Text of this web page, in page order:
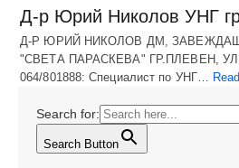
Д-р Юрий Николов УНГ
Д-Р ЮРИЙ НИКОЛОВ ДМ,
"СВЕТА ПАРАСКЕВА" ГР.ПЛЕВЕН,
064/801888: Специалист по УНГ…
Search for:
Search Button